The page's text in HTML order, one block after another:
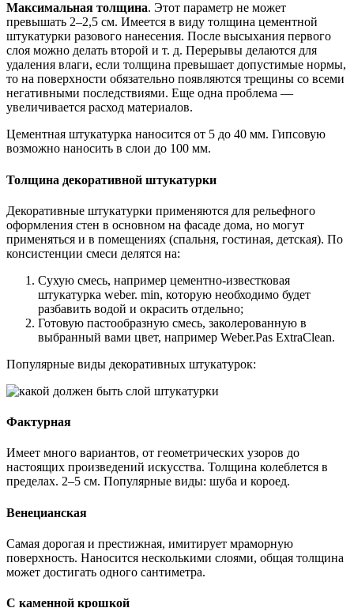
Максимальная толщина. Этот параметр не может
превышать 2–2,5 см. Имеется в виду толщина цементной
штукатурки разового нанесения. После высыхания первого
слоя можно делать второй и т. д. Перерывы делаются для
удаления влаги, если толщина превышает допустимые нормы,
то на поверхности обязательно появляются трещины со всеми
негативными последствиями. Еще одна проблема —
увеличивается расход материалов.
Цементная штукатурка наносится от 5 до 40 мм. Гипсовую
возможно наносить в слои до 100 мм.
Толщина декоративной штукатурки
Декоративные штукатурки применяются для рельефного
оформления стен в основном на фасаде дома, но могут
применяться и в помещениях (спальня, гостиная, детская). По
консистенции смеси делятся на:
Cухую смесь, например цементно-известковая
штукатурка weber. min, которую необходимо будет
разбавить водой и окрасить отдельно;
Готовую пастообразную смесь, заколерованную в
выбранный вами цвет, например Weber.Pas ExtraClean.
Популярные виды декоративных штукатурок:
Фактурная
Имеет много вариантов, от геометрических узоров до
настоящих произведений искусства. Толщина колеблется в
пределах. 2–5 см. Популярные виды: шуба и короед.
Венецианская
Самая дорогая и престижная, имитирует мраморную
поверхность. Наносится несколькими слоями, общая толщина
может достигать одного сантиметра.
С каменной крошкой